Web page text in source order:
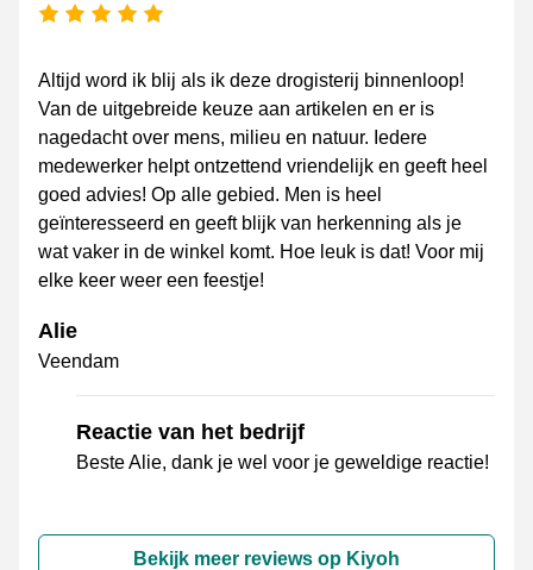
5 sterren
Altijd word ik blij als ik deze drogisterij binnenloop!
Van de uitgebreide keuze aan artikelen en er is
nagedacht over mens, milieu en natuur. Iedere
medewerker helpt ontzettend vriendelijk en geeft heel
goed advies! Op alle gebied. Men is heel
geïnteresseerd en geeft blijk van herkenning als je
wat vaker in de winkel komt. Hoe leuk is dat! Voor mij
elke keer weer een feestje!
Alie
Veendam
Reactie van het bedrijf
Beste Alie, dank je wel voor je geweldige reactie!
Bekijk meer reviews op Kiyoh